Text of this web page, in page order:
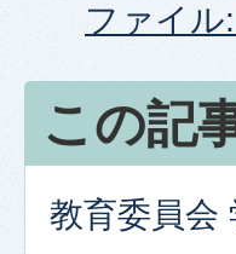
ファイル
この記
教育委員会